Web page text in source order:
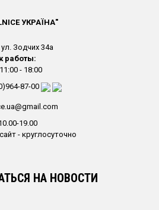
УКРАЇНА"
ул. Зодчих 34а
работы:
- 18:00
87-00
19.00
- круглосуточно
НА НОВОСТИ